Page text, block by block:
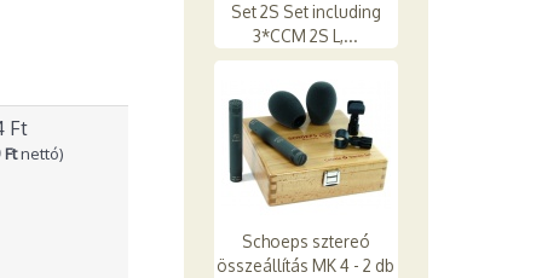
Ft
nettó)
Set 2S Set including
3*CCM 2S L,...
Schoeps sztereó
összeállítás MK 4 - 2 db